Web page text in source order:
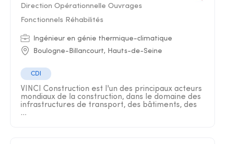
Direction Opérationnelle Ouvrages
Fonctionnels Réhabilités
Ingénieur en génie thermique-climatique
Boulogne-Billancourt, Hauts-de-Seine
CDI
VINCI Construction est l'un des principaux acteurs
mondiaux de la construction, dans le domaine des
infrastructures de transport, des bâtiments, des
...